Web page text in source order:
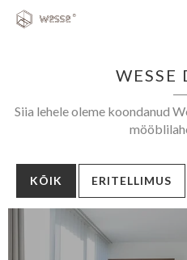
WESSE
Siia lehele oleme koondanud
KÕIK ERITELLIMUS